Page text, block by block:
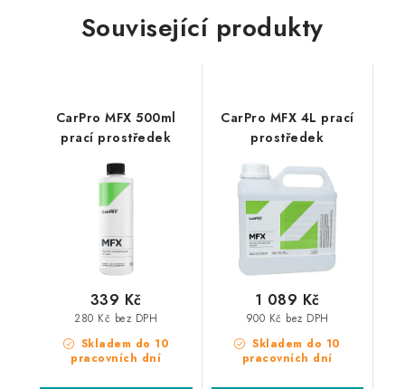
Související produkty
CarPro MFX 500ml
prací prostředek
Skladem do 10
pracovních dní
280 Kč bez DPH
339 Kč
CarPro MFX 4L prací
prostředek
Skladem do 10
pracovních dní
900 Kč bez DPH
1 089 Kč